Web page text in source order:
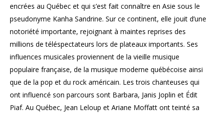
encrées au Québec et qui s’est fait connaître en Asie sous le
pseudonyme Kanha Sandrine. Sur ce continent, elle jouit d’une
notoriété importante, rejoignant à maintes reprises des
millions de téléspectateurs lors de plateaux importants. Ses
influences musicales proviennent de la vieille musique
populaire française, de la musique moderne québécoise ainsi
que de la pop et du rock américain. Les trois chanteuses qui
ont influencé son parcours sont Barbara, Janis Joplin et Édit
Piaf. Au Québec, Jean Leloup et Ariane Moffatt ont teinté sa